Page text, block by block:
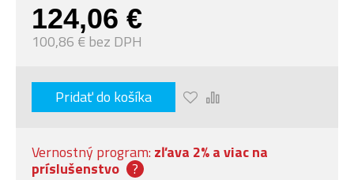
124,06 €
100,86 € bez DPH
Pridať do košíka
Vernostný program: zľava 2% a viac na
príslušenstvo ?